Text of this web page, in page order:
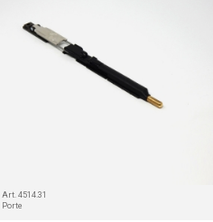
Art. 4514.31
Porte